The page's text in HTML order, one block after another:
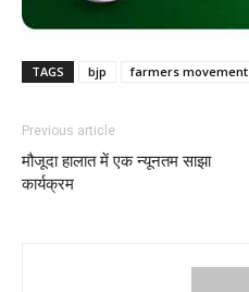
TAGS bjp farmers movement
Previous article
मौजूदा हालात में एक न्यूनतम साझा
कार्यक्रम